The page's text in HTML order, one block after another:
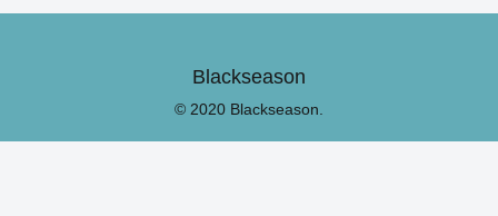
Blackseason
© 2020 Blackseason.